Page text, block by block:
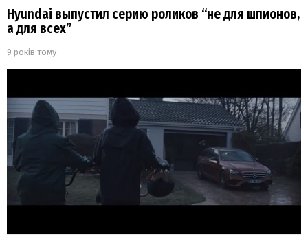
Hyundai выпустил серию роликов “не для шпионов,
а для всех”
9 років тому